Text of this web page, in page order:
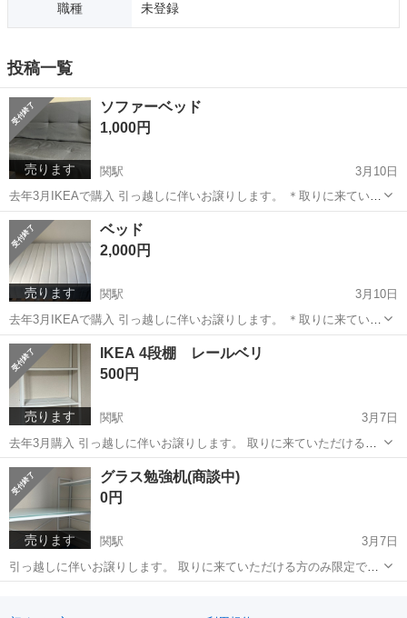
職種 未登録
投稿一覧
売ります
ソファーベッド
1,000円
関駅
3月10日
去年3月IKEAで購入 引っ越しに伴いお譲りします。 ＊取りに来ていた
だける方のみ限定でお願いいたします。
岐阜 関市 関駅
売ります
ベッド
2,000円
関駅
3月10日
去年3月IKEAで購入 引っ越しに伴いお譲りします。 ＊取りに来ていた
だける方のみ限定でお願いいたします。 少し汚れあり 【マットレス】
長さ：196cm 幅：97cm 厚さ：24cm 【ベッドフレーム】 長さ：
196c...
岐阜 関市 ベッド フレーム
売ります
IKEA 4段棚 レールベリ
500円
関駅
3月7日
去年3月購入 引っ越しに伴いお譲りします。 取りに来ていただける方
のみ限定でお願いいたします。
岐阜 関市 収納家具
売ります
グラス勉強机(商談中)
0円
関駅
3月7日
引っ越しに伴いお譲りします。 取りに来ていただける方のみ限定でお
願いいたします。